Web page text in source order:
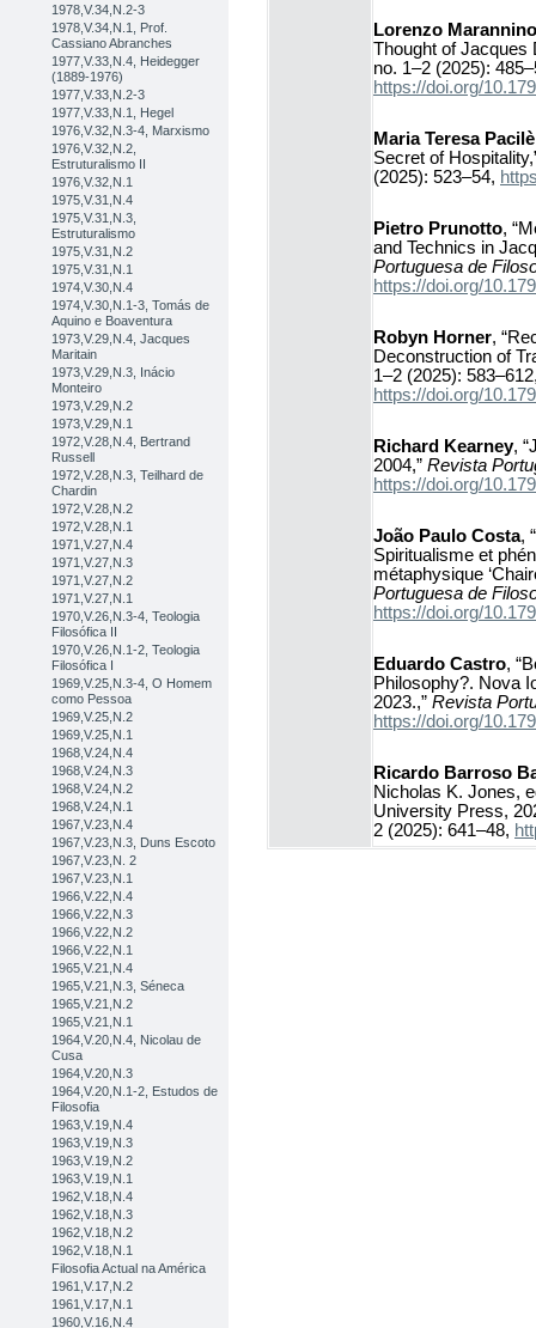
1978,V.34,N.2-3
1978,V.34,N.1, Prof.
Cassiano Abranches
1977,V.33,N.4, Heidegger
(1889-1976)
1977,V.33,N.2-3
1977,V.33,N.1, Hegel
1976,V.32,N.3-4, Marxismo
1976,V.32,N.2,
Estruturalismo II
1976,V.32,N.1
1975,V.31,N.4
1975,V.31,N.3,
Estruturalismo
1975,V.31,N.2
1975,V.31,N.1
1974,V.30,N.4
1974,V.30,N.1-3, Tomás de
Aquino e Boaventura
1973,V.29,N.4, Jacques
Maritain
1973,V.29,N.3, Inácio
Monteiro
1973,V.29,N.2
1973,V.29,N.1
1972,V.28,N.4, Bertrand
Russell
1972,V.28,N.3, Teilhard de
Chardin
1972,V.28,N.2
1972,V.28,N.1
1971,V.27,N.4
1971,V.27,N.3
1971,V.27,N.2
1971,V.27,N.1
1970,V.26,N.3-4, Teologia
Filosófica II
1970,V.26,N.1-2, Teologia
Filosófica I
1969,V.25,N.3-4, O Homem
como Pessoa
1969,V.25,N.2
1969,V.25,N.1
1968,V.24,N.4
1968,V.24,N.3
1968,V.24,N.2
1968,V.24,N.1
1967,V.23,N.4
1967,V.23,N.3, Duns Escoto
1967,V.23,N. 2
1967,V.23,N.1
1966,V.22,N.4
1966,V.22,N.3
1966,V.22,N.2
1966,V.22,N.1
1965,V.21,N.4
1965,V.21,N.3, Séneca
1965,V.21,N.2
1965,V.21,N.1
1964,V.20,N.4, Nicolau de
Cusa
1964,V.20,N.3
1964,V.20,N.1-2, Estudos de
Filosofia
1963,V.19,N.4
1963,V.19,N.3
1963,V.19,N.2
1963,V.19,N.1
1962,V.18,N.4
1962,V.18,N.3
1962,V.18,N.2
1962,V.18,N.1
Filosofia Actual na América
1961,V.17,N.2
1961,V.17,N.1
1960,V.16,N.4
Lorenzo Marannino
Thought of Jacques
no. 1–2 (2025):
https://doi.org/
Maria Teresa Pacilè
Secret of
(2025): 523–54,
Pietro Prunotto,
and Technics in
Portuguesa de
https://doi.org/
Robyn Horner,
Deconstruction of
1–2 (2025):
https://doi.org/
Richard Kearney,
2004,” Revista
https://doi.org/
João Paulo Costa,
Spiritualisme et
métaphysique
Portuguesa de
https://doi.org/
Eduardo Castro,
Philosophy?. Nova
2023.,” Revista
https://doi.org/
Ricardo Barroso
Nicholas K. Jones,
University Press,
2 (2025): 641–48,